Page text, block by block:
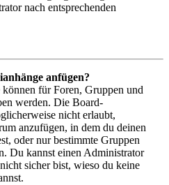
nach entsprechenden
anfügen?
für Foren, Gruppen und
werden. Die Board-
nicht erlaubt,
anzufügen, in dem du deinen
oder nur bestimmte Gruppen
Du kannst einen Administrator
sicher bist, wieso du keine